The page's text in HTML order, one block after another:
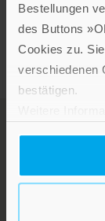
Bestellungen
des Buttons
Cookies zu.
verschiedenen
bestätigen.